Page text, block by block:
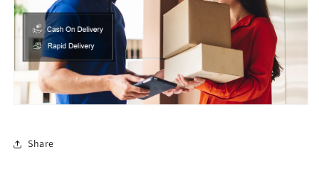
Share